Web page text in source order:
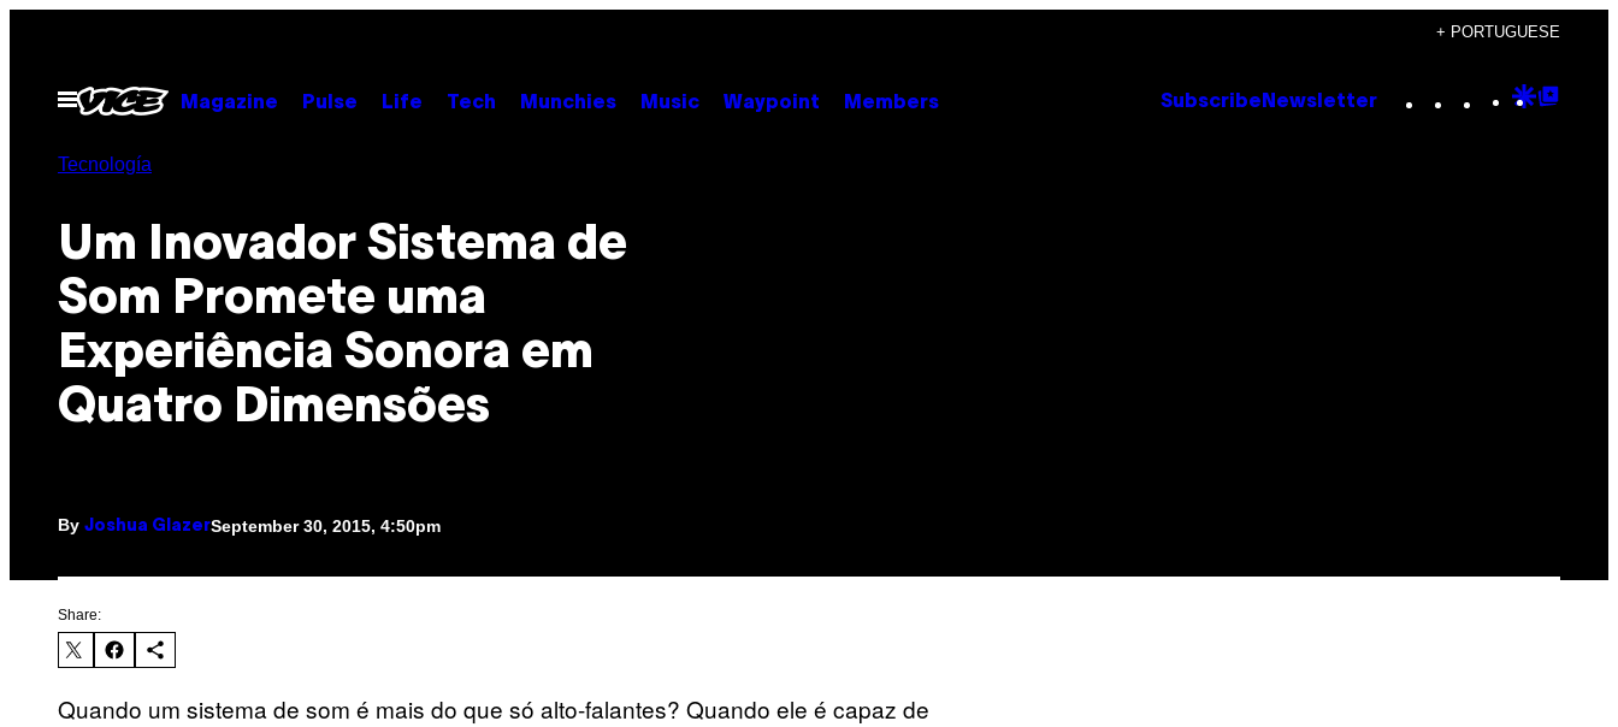
content
+ PORTUGUESE
Open
Menu
Magazine Pulse Life Tech Munchies Music Waypoint Members Subscribe Newsletter Instagram
TikTok
YouTube
Google
Tecnología
Um Inovador Sistema de
Som Promete uma
Experiência Sonora em
Quatro Dimensões
By Joshua GlazerSeptember 30, 2015, 4:50pm
Share:
Quando um sistema de som é mais do que só alto-falantes? Quando ele é capaz de